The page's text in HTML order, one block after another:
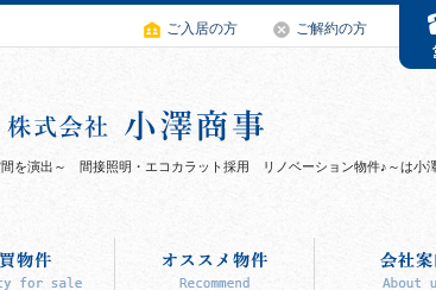
を演出～ 間接照明・エコカラット採用 リノベーション物件♪～は小
ご入居の方 ご解約の方